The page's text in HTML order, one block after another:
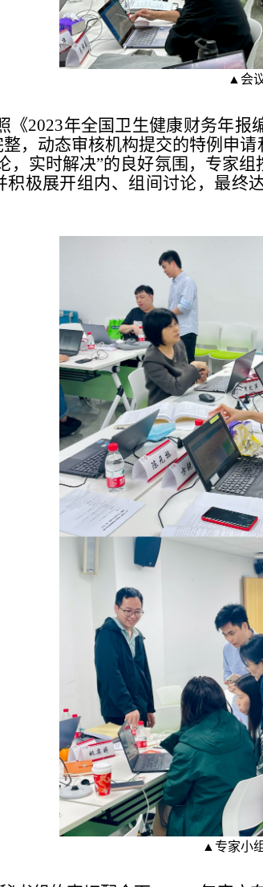
▲会
《2023年全国卫生健康财务年
，动态审核机构提交的特例申
，实时解决”的良好氛围，专家
积极展开组内、组间讨论，最
▲专家小